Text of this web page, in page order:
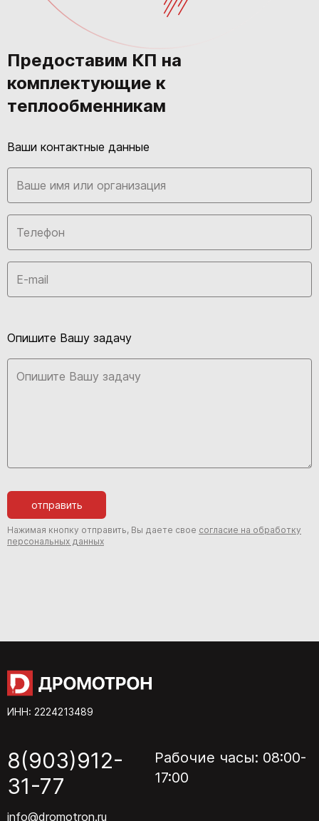
Предоставим КП на
комплектующие к
теплообменникам
Ваши контактные данные
Опишите Вашу задачу
отправить
Нажимая кнопку отправить, Вы даете свое согласие на обработку
персональных данных
ИНН: 2224213489
8(903)912-
31-77
info@dromotron.ru
Рабочие часы: 08:00-
17:00